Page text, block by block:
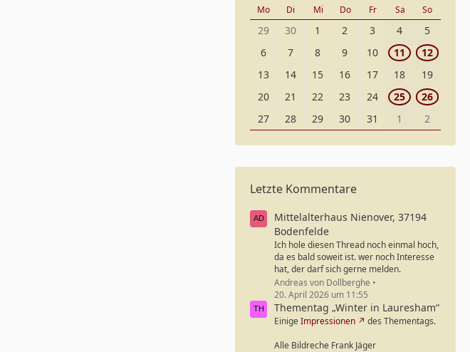
Mo Di Mi Do Fr Sa So
29 30 1 2 3 4
5
6
7 8 9 10 11
12
13
14 15 16 17 18
19
20
21 22 23 24 25
26
27
28 29 30 31 1 2
Letzte Kommentare
Mittelalterhaus Nienover, 37194
Bodenfelde
Ich hole diesen Thread noch einmal hoch,
da es bald soweit ist. wer noch Interesse
hat, der darf sich gerne melden.
Andreas von Dollberghe
20. April 2026 um 11:55
Thementag „Winter in Lauresham“
EinigeImpressionen
des Thementags.
Alle Bildreche Frank Jäger